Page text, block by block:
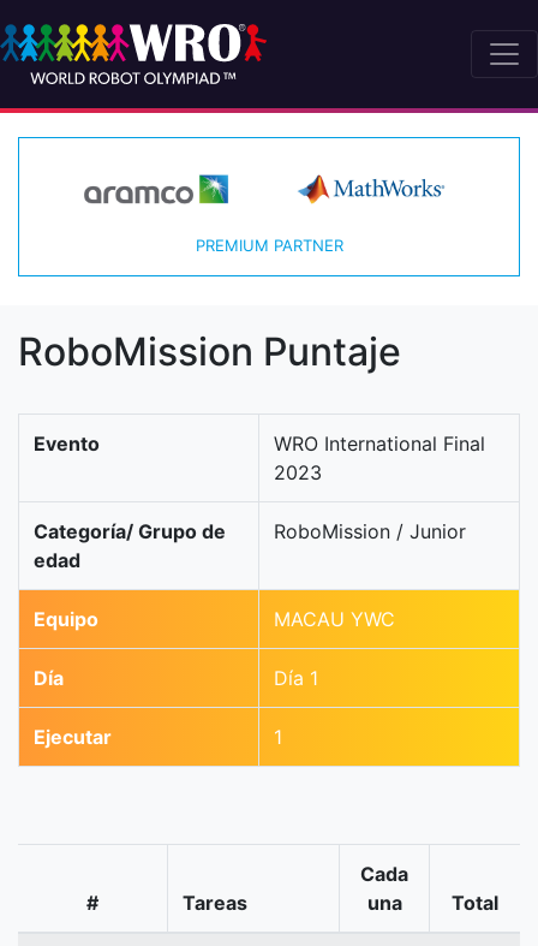
PREMIUM PARTNER
RoboMission Puntaje
Evento
WRO International Final
2023
Categoría/ Grupo de
edad
RoboMission / Junior
Equipo MACAU YWC
Día Día 1
Ejecutar 1
# Tareas
Cada
una
Total